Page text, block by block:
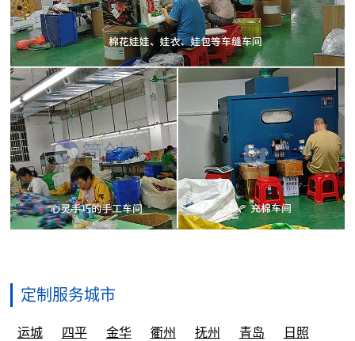
定制服务城市
运城 四平 金华 衢州 抚州 青岛
日照